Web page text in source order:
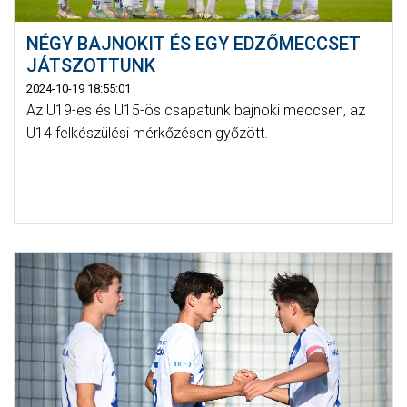
NÉGY BAJNOKIT ÉS EGY EDZŐMECCSET
JÁTSZOTTUNK
2024-10-19 18:55:01
Az U19-es és U15-ös csapatunk bajnoki meccsen, az
U14 felkészülési mérkőzésen győzött.